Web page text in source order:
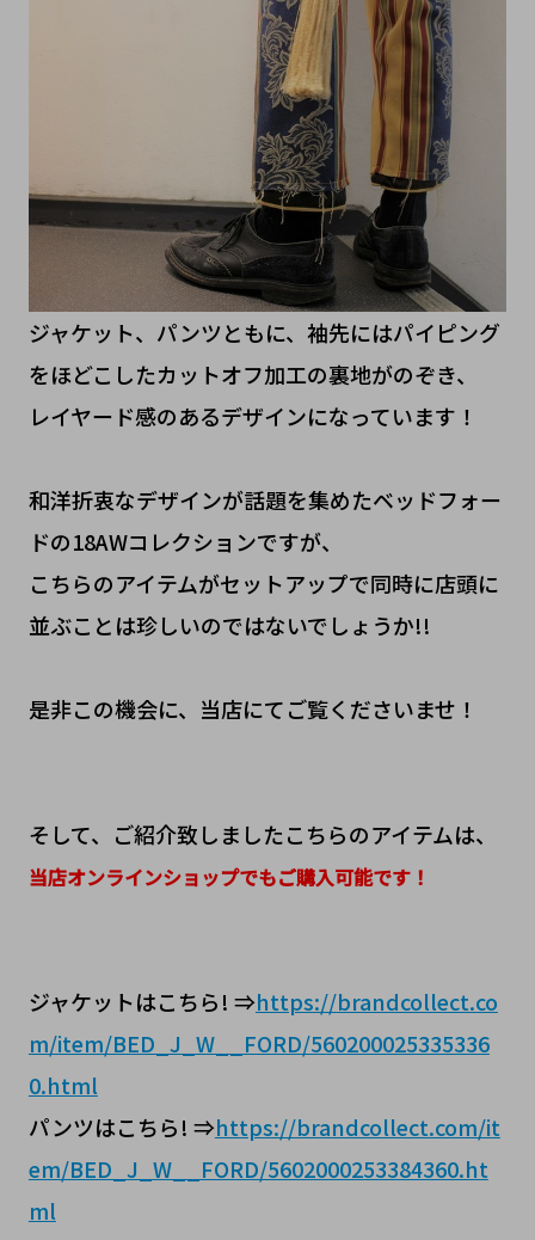
ジャケット、パンツともに、袖先にはパイピング
をほどこしたカットオフ加工の裏地がのぞき、
レイヤード感のあるデザインになっています！
和洋折衷なデザインが話題を集めたベッドフォー
ドの18AWコレクションですが、
こちらのアイテムがセットアップで同時に店頭に
並ぶことは珍しいのではないでしょうか!!
是非この機会に、当店にてご覧くださいませ！
そして、ご紹介致しましたこちらのアイテムは、
当店オンラインショップでもご購入可能です！
ジャケットはこちら! ⇒https://brandcollect.co
m/item/BED_J_W__FORD/560200025335336
0.html
パンツはこちら! ⇒https://brandcollect.com/it
em/BED_J_W__FORD/5602000253384360.ht
ml